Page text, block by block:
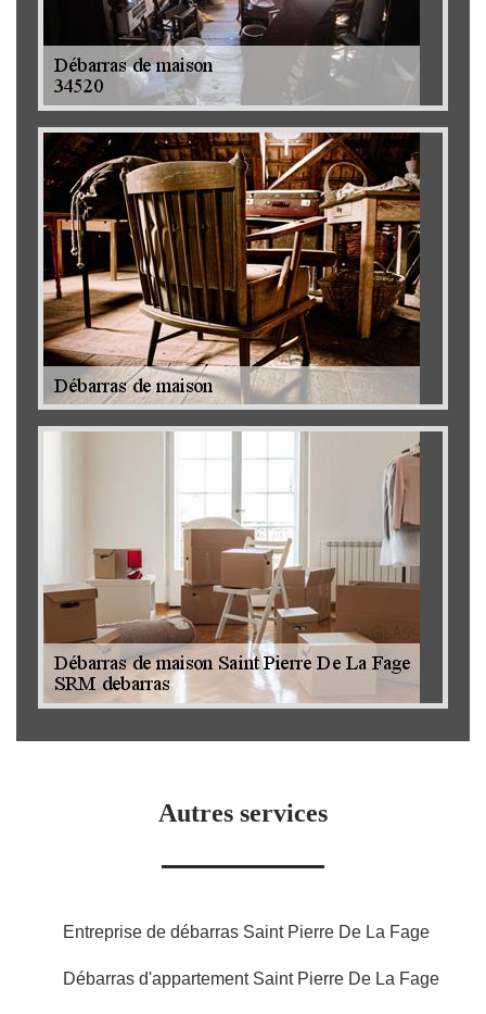
Autres services
Entreprise de débarras Saint Pierre De La Fage
Débarras d'appartement Saint Pierre De La Fage